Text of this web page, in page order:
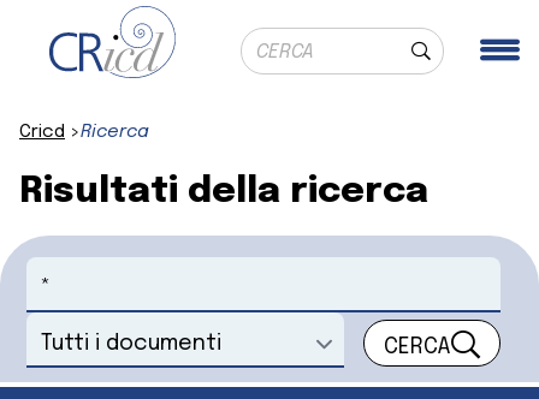
Ricerca globale
Cerca
Cricd Ricerca
Risultati della ricerca
Cerca
Seleziona un documento CERCA